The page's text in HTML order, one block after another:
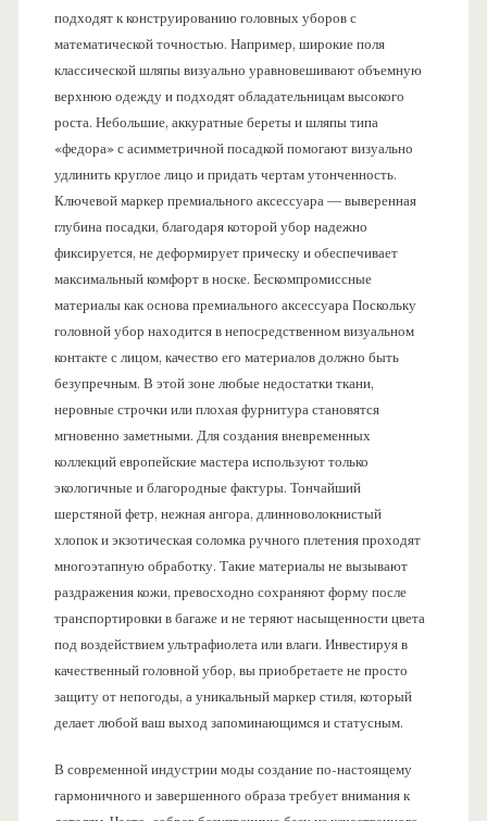
подходят к конструированию головных уборов с
математической точностью. Например, широкие поля
классической шляпы визуально уравновешивают объемную
верхнюю одежду и подходят обладательницам высокого
роста. Небольшие, аккуратные береты и шляпы типа
«федора» с асимметричной посадкой помогают визуально
удлинить круглое лицо и придать чертам утонченность.
Ключевой маркер премиального аксессуара — выверенная
глубина посадки, благодаря которой убор надежно
фиксируется, не деформирует прическу и обеспечивает
максимальный комфорт в носке. Бескомпромиссные
материалы как основа премиального аксессуара Поскольку
головной убор находится в непосредственном визуальном
контакте с лицом, качество его материалов должно быть
безупречным. В этой зоне любые недостатки ткани,
неровные строчки или плохая фурнитура становятся
мгновенно заметными. Для создания вневременных
коллекций европейские мастера используют только
экологичные и благородные фактуры. Тончайший
шерстяной фетр, нежная ангора, длинноволокнистый
хлопок и экзотическая соломка ручного плетения проходят
многоэтапную обработку. Такие материалы не вызывают
раздражения кожи, превосходно сохраняют форму после
транспортировки в багаже и не теряют насыщенности цвета
под воздействием ультрафиолета или влаги. Инвестируя в
качественный головной убор, вы приобретаете не просто
защиту от непогоды, а уникальный маркер стиля, который
делает любой ваш выход запоминающимся и статусным.
В современной индустрии моды создание по-настоящему
гармоничного и завершенного образа требует внимания к